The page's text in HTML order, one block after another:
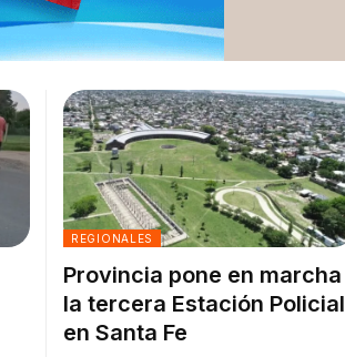
REGIONALES
Provincia pone en marcha
la tercera Estación Policial
en Santa Fe